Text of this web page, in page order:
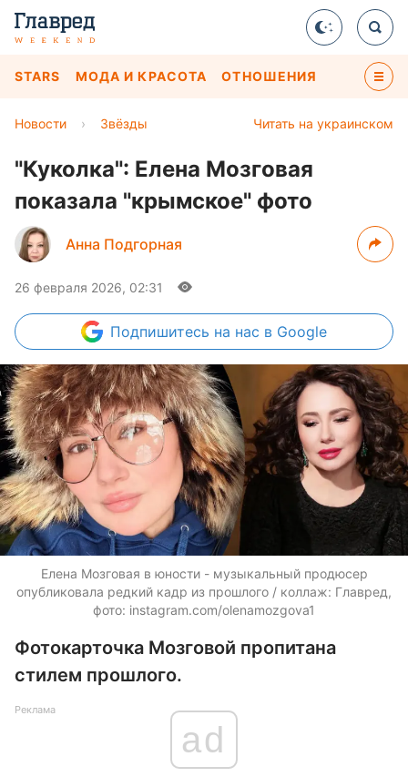
STARS МОДА И КРАСОТА ОТНОШЕНИЯ
Читать на украинском
Новости › Звёзды
"Куколка": Елена Мозговая
показала "крымское" фото
Анна Подгорная
26 февраля 2026, 02:31
Подпишитесь на нас в Google
Елена Мозговая в юности - музыкальный продюсер
опубликовала редкий кадр из прошлого / коллаж: Главред,
фото: instagram.com/olenamozgova1
Фотокарточка Мозговой пропитана
стилем прошлого.
Реклама
ad